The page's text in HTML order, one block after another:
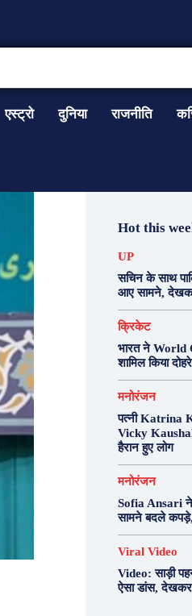
एस्ट्रो दुनिया राजनीति
Hot this
UP
सचिन के साथ
आए सामने,
क्रिकेट
भारत ने World
शामिल किया
मनोरंजन
पत्नी Katrina
Vicky
हैरान हुए लोग
मनोरंजन
Sofia Ansari
सामने बदले कपड़े,
Viral Video
Video: साड़ी
ऐसा डांस, देखकर